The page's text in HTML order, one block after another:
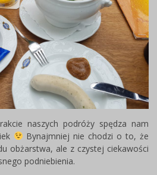
naszych podróży spędza nam
Bynajmniej nie chodzi o to, że
obżarstwa, ale z czystej ciekawości
podniebienia.